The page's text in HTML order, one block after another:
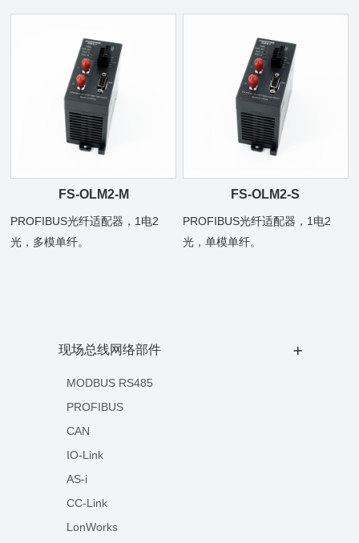
现场总线网络部件 +
MODBUS RS485
PROFIBUS
CAN
IO-Link
AS-i
CC-Link
LonWorks
FS-OLM2-M
PROFIBUS光纤适配器，1电2
光，多模单纤。
FS-OLM2-S
PROFIBUS光纤适配器，1电2
光，单模单纤。